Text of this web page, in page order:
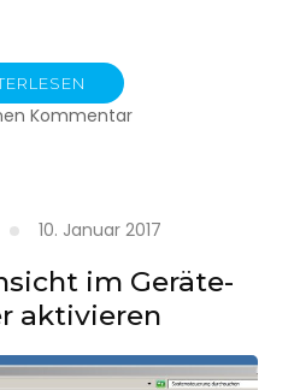
Kommentarzu
10. Januar 2017
im Geräte-
aktivieren